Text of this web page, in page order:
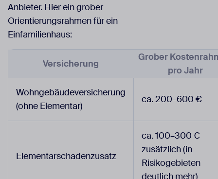
Anbieter. Hier ein grober
Orientierungsrahmen für ein
Einfamilienhaus:
Versicherung
Grober
pro Jahr
Wohngebäudeversicherung
(ohne Elementar)
ca. 200–600 €
Elementarschadenzusatz
ca. 100–300 €
zusätzlich (in
Risikogebieten
deutlich mehr)